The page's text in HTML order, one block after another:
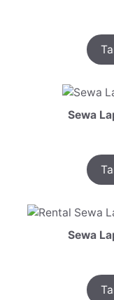
Sewa
Sewa